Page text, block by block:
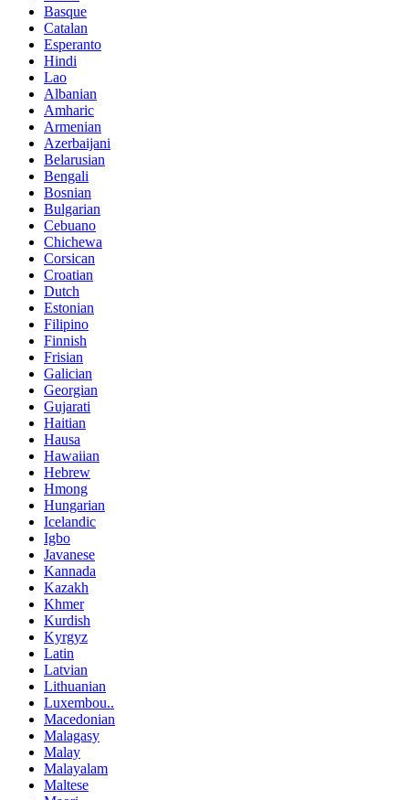
Basque
Catalan
Esperanto
Hindi
Lao
Albanian
Amharic
Armenian
Azerbaijani
Belarusian
Bengali
Bosnian
Bulgarian
Cebuano
Chichewa
Corsican
Croatian
Dutch
Estonian
Filipino
Finnish
Frisian
Galician
Georgian
Gujarati
Haitian
Hausa
Hawaiian
Hebrew
Hmong
Hungarian
Icelandic
Igbo
Javanese
Kannada
Kazakh
Khmer
Kurdish
Kyrgyz
Latin
Latvian
Lithuanian
Luxembou..
Macedonian
Malagasy
Malay
Malayalam
Maltese